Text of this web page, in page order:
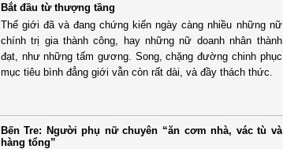
Bắt đầu từ thượng tầng
Thế giới đã và đang chứng kiến ngày càng nhiều những nữ
chính trị gia thành công, hay những nữ doanh nhân thành
đạt, như những tấm gương. Song, chặng đường chinh phục
mục tiêu bình đẳng giới vẫn còn rất dài, và đầy thách thức.
Bến Tre: Người phụ nữ chuyên “ăn cơm nhà, vác tù và
hàng tổng”